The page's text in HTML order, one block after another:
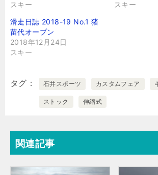
スキー
スキー
滑走日誌 2018-19 No.1 猪
苗代オープン
2018年12月24日
スキー
タグ 石井スポーツ カスタムフェア
ストック 伸縮式
関連記事